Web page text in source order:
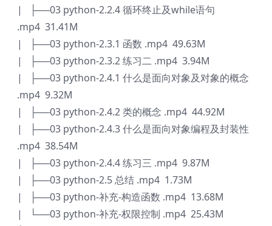
| ├──03 python-2.2.4 循环终止及while语句
.mp4 31.41M
| ├──03 python-2.3.1 函数 .mp4 49.63M
| ├──03 python-2.3.2 练习二 .mp4 3.94M
| ├──03 python-2.4.1 什么是面向对象及对象的概念
.mp4 9.32M
| ├──03 python-2.4.2 类的概念 .mp4 44.92M
| ├──03 python-2.4.3 什么是面向对象编程及封装性
.mp4 38.54M
| ├──03 python-2.4.4 练习三 .mp4 9.87M
| ├──03 python-2.5 总结 .mp4 1.73M
| ├──03 python-补充-构造函数 .mp4 13.68M
| └──03 python-补充-权限控制 .mp4 25.43M